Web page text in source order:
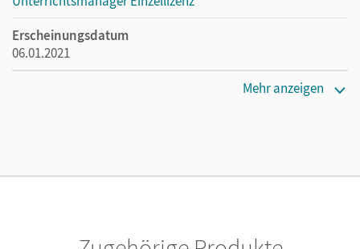
Erscheinungsdatum
06.01.2021
Cornelsen Verlag
Mehr anzeigen